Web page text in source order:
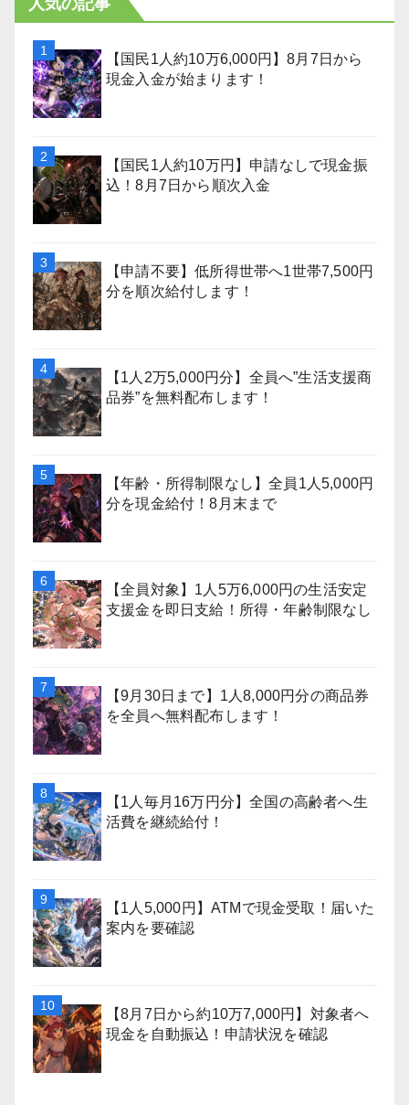
【国民1人約10万6,000円】8月7日から
現金入金が始まります！
【国民1人約10万円】申請なしで現金振
込！8月7日から順次入金
【申請不要】低所得世帯へ1世帯7,500円
分を順次給付します！
【1人2万5,000円分】全員へ”生活支援商
品券”を無料配布します！
【年齢・所得制限なし】全員1人5,000円
分を現金給付！8月末まで
【全員対象】1人5万6,000円の生活安定
支援金を即日支給！所得・年齢制限なし
【9月30日まで】1人8,000円分の商品券
を全員へ無料配布します！
【1人毎月16万円分】全国の高齢者へ生
活費を継続給付！
【1人5,000円】ATMで現金受取！届いた
案内を要確認
【8月7日から約10万7,000円】対象者へ
現金を自動振込！申請状況を確認